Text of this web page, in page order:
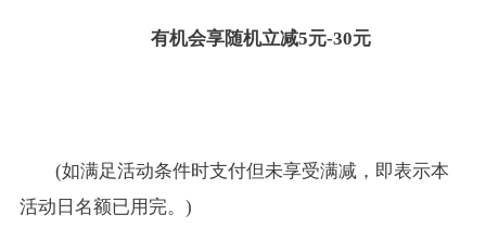
有机会享随机立减5元-30元
(如满足活动条件时支付但未享受满减，即表示本
活动日名额已用完。)